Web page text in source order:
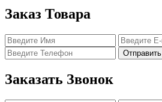
Заказ Товара
Отправить
Заказать Звонок